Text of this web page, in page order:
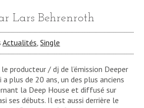
Lars Behrenroth
Actualités,Single
producteur / dj de l’émission Deeper
a plus de 20 ans, un des plus anciens
la Deep House et diffusé sur
ses débuts. Il est aussi derrière le